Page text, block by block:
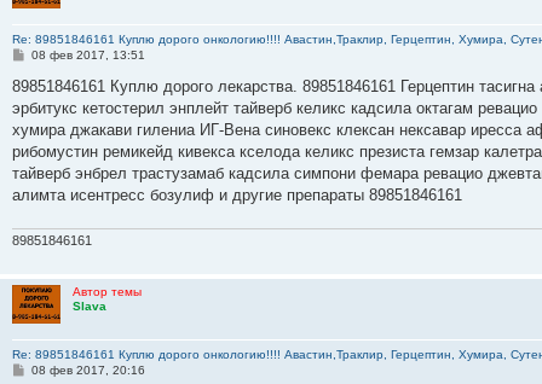
Re: 89851846161 Куплю дорого онкологию!!!! Авастин,Траклир, Герцептин, Хумира,
С
о
щ
е
и
е
08 фев 2017, 13:51
89851846161 Куплю дорого лекарства. 89851846161 Герцептин
эрбитукс кетостерил энплейт тайверб келикс кадсила октагам
хумира джакави гилениа ИГ-Вена синовекс клексан нексавар иресса
рибомустин ремикейд кивекса кселода келикс презиста гемзар
тайверб энбрел трастузамаб кадсила симпони фемара ревацио
алимта исентресс бозулиф и другие препараты 89851846161
89851846161
Автор темы
Slava
Re: 89851846161 Куплю дорого онкологию!!!! Авастин,Траклир, Герцептин, Хумира,
С08 фев 2017, 20:16